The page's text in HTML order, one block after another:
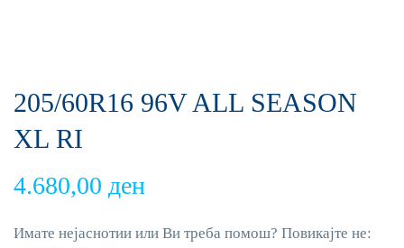
205/60R16 96V ALL SEASON
XL RI
4.680,00 ден
Имате нејаснотии или Ви треба помош? Повикајте не: